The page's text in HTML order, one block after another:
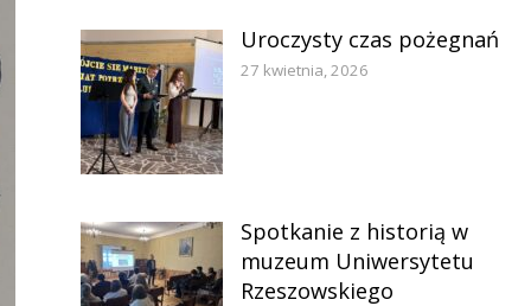
Uroczysty czas pożegnań
27 kwietnia, 2026
Spotkanie z historią w
muzeum Uniwersytetu
Rzeszowskiego